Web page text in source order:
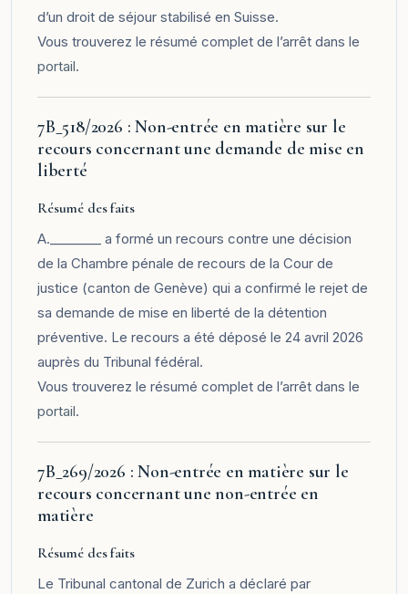
d’un droit de séjour stabilisé en Suisse.
Vous trouverez le résumé complet de l’arrêt dans le
portail.
7B_518/2026 : Non-entrée en matière sur le
recours concernant une demande de mise en
liberté
Résumé des faits
A.________ a formé un recours contre une décision
de la Chambre pénale de recours de la Cour de
justice (canton de Genève) qui a confirmé le rejet de
sa demande de mise en liberté de la détention
préventive. Le recours a été déposé le 24 avril 2026
auprès du Tribunal fédéral.
Vous trouverez le résumé complet de l’arrêt dans le
portail.
7B_269/2026 : Non-entrée en matière sur le
recours concernant une non-entrée en
matière
Résumé des faits
Le Tribunal cantonal de Zurich a déclaré par